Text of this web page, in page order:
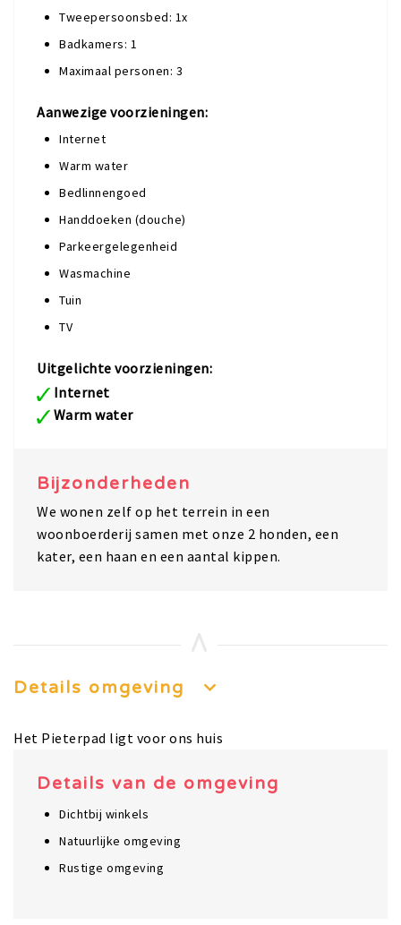
Tweepersoonsbed: 1x
Badkamers: 1
Maximaal personen: 3
Aanwezige voorzieningen:
Internet
Warm water
Bedlinnengoed
Handdoeken (douche)
Parkeergelegenheid
Wasmachine
Tuin
TV
Uitgelichte voorzieningen:
Internet
Warm water
Bijzonderheden
We wonen zelf op het terrein in een
woonboerderij samen met onze 2 honden, een
kater, een haan en een aantal kippen.
Details omgeving
Het Pieterpad ligt voor ons huis
Details van de omgeving
Dichtbij winkels
Natuurlijke omgeving
Rustige omgeving